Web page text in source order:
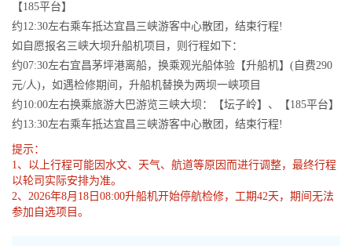
【185平台】
约12:30左右乘车抵达宜昌三峡游客中心散团，结束行程!
如自愿报名三峡大坝升船机项目，则行程如下：
约07:30左右宜昌茅坪港离船，换乘观光船体验【升船机】(自费290
元/人)，如遇检修期间，升船机替换为两坝一峡项目
约10:00左右换乘旅游大巴游览三峡大坝：【坛子岭】、【185平台】
约13:30左右乘车抵达宜昌三峡游客中心散团，结束行程!
提示：
1、以上行程可能因水文、天气、航道等原因而进行调整，最终行程
以轮司实际安排为准。
2、2026年8月18日08:00升船机开始停航检修，工期42天，期间无法
参加自选项目。